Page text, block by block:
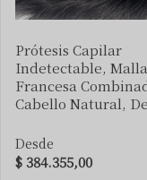
Prótesis Capilar
Indetectable, Malla
Francesa
Cabello Natural,
Desde
$ 384.355,00
VER DETALLE